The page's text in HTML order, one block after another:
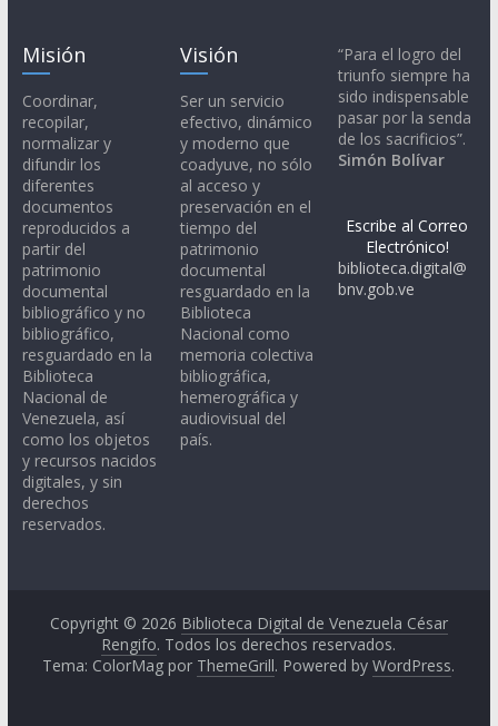
Misión
Coordinar,
recopilar,
normalizar y
difundir los
diferentes
documentos
reproducidos a
partir del
patrimonio
documental
bibliográfico y no
bibliográfico,
resguardado en la
Biblioteca
Nacional de
Venezuela, así
como los objetos
y recursos nacidos
digitales, y sin
derechos
reservados.
Visión
Ser un servicio
efectivo, dinámico
y moderno que
coadyuve, no sólo
al acceso y
preservación en el
tiempo del
patrimonio
documental
resguardado en la
Biblioteca
Nacional como
memoria colectiva
bibliográfica,
hemerográfica y
audiovisual del
país.
“Para el logro del
triunfo siempre ha
sido indispensable
pasar por la senda
de los sacrificios”.
Simón Bolívar
Escribe al Correo
Electrónico!
biblioteca.digital@
bnv.gob.ve
Copyright © 2026 Biblioteca Digital de Venezuela César
Rengifo. Todos los derechos reservados.
Tema: ColorMag por ThemeGrill. Powered byWordPress.